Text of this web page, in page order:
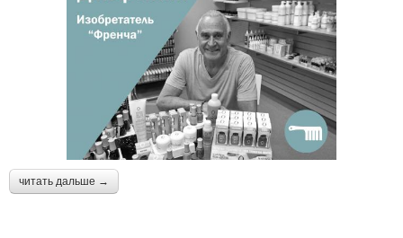
читать дальше →